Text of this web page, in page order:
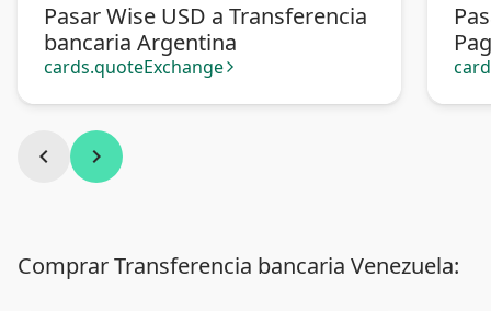
Pasar Wise USD a Transferencia
bancaria Argentina
cards.quoteExchange arrow_forward_ios
chevron_left chevron_right
Comprar Transferencia bancaria Venezuela: